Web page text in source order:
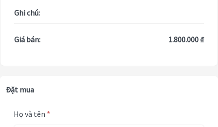
Ghi chú:
Giá bán: 1.800.000 ₫
Đặt mua
Họ và tên *